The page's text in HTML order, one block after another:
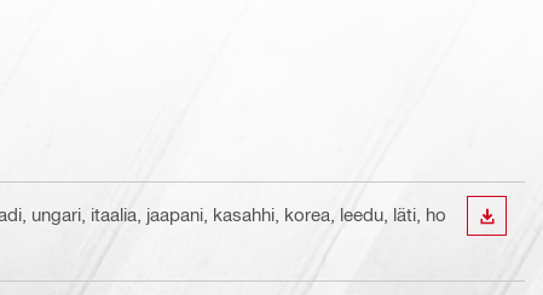
ungari, itaalia, jaapani, kasahhi, korea, leedu, läti, ho